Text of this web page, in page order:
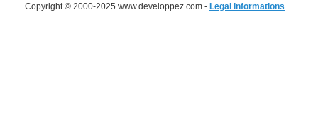
Copyright © 2000-2025 www.developpez.com - Legal informations